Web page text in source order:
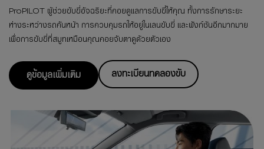
ProPILOT ผู้ช่วยขับขี่อัจฉริยะที่คอยดูแลการขับขี่ให้คุณ ทั้งการรักษาระยะ
ห่างระหว่างรถคันหน้า การควบคุมรถให้อยู่ในเลนขับขี่ และฟังก์ชันอีกมากมาย
เพื่อการขับขี่ที่สมูทเหมือนคุณคอยจับตาดูด้วยตัวเอง
ดูข้อมูลเพิ่มเติม ลงทะเบียนทดลองขับ